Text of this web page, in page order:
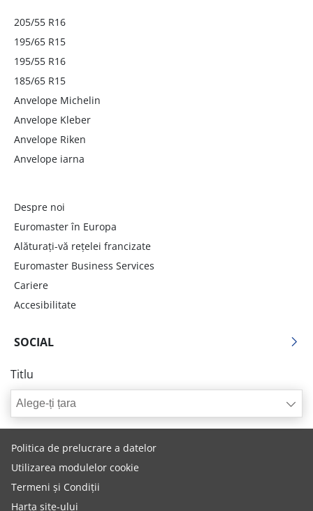
205/55 R16
195/65 R15
195/55 R16
185/65 R15
Anvelope Michelin
Anvelope Kleber
Anvelope Riken
Anvelope iarna
Despre noi
Euromaster în Europa
Alăturați-vă rețelei francizate
Euromaster Business Services
Cariere
Accesibilitate
SOCIAL
Titlu
Alege-ți țara
Politica de prelucrare a datelor
Utilizarea modulelor cookie
Termeni și Condiții
Harta site-ului